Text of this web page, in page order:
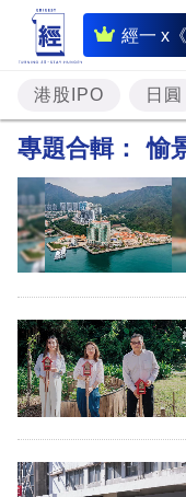
經一 x
即
時
財
經
題
投
資
樓
市
理
商
港股IPO 日圓
專題合輯： 愉